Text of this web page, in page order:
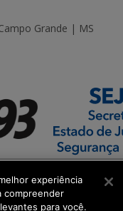
Grande | MS
experiência
compreender
para você.